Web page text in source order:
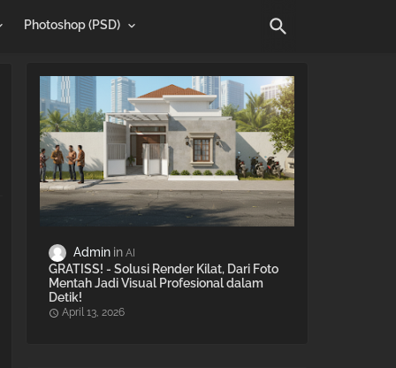
Photoshop (PSD)
Admin AI
GRATISS! - Solusi Render Kilat, Dari Foto
Mentah Jadi Visual Profesional dalam
Detik!
April 13, 2026